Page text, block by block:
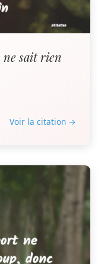
ne sait rien
Voir la citation →